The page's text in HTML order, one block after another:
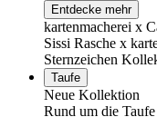
Entdecke mehr
kartenmacherei x
Sissi Rasche x
Sternzeichen
Taufe
Neue Kollektion
Rund um die Taufe